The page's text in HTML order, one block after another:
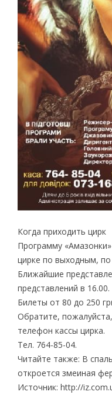
Когда приходить цирк
Программу
цирке по выходным, по
Ближайшие
представлений в 16.00.
Билеты от 80 до 250
Обратите,
телефон кассы цирка.
Тел. 764-85-04.
Читайте также: В
откроется змеиная
Источник: http://